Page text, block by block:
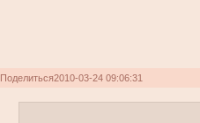
Поделиться2010-03-24 09:06:31